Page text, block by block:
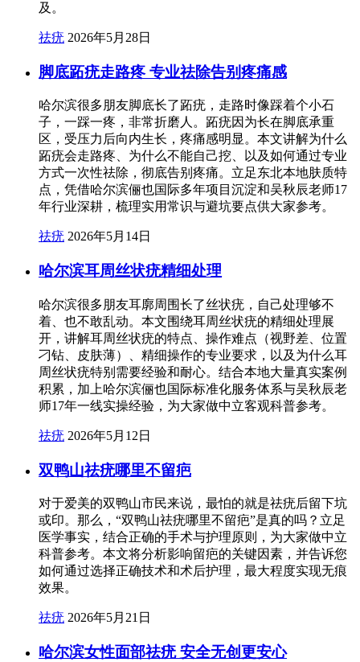
及。
祛疣 2026年5月28日
脚底跖疣走路疼 专业祛除告别疼痛感
哈尔滨很多朋友脚底长了跖疣，走路时像踩着个小石
子，一踩一疼，非常折磨人。跖疣因为长在脚底承重
区，受压力后向内生长，疼痛感明显。本文讲解为什么
跖疣会走路疼、为什么不能自己挖、以及如何通过专业
方式一次性祛除，彻底告别疼痛。立足东北本地肤质特
点，凭借哈尔滨俪也国际多年项目沉淀和吴秋辰老师17
年行业深耕，梳理实用常识与避坑要点供大家参考。
祛疣 2026年5月14日
哈尔滨耳周丝状疣精细处理
哈尔滨很多朋友耳廓周围长了丝状疣，自己处理够不
着、也不敢乱动。本文围绕耳周丝状疣的精细处理展
开，讲解耳周丝状疣的特点、操作难点（视野差、位置
刁钻、皮肤薄）、精细操作的专业要求，以及为什么耳
周丝状疣特别需要经验和耐心。结合本地大量真实案例
积累，加上哈尔滨俪也国际标准化服务体系与吴秋辰老
师17年一线实操经验，为大家做中立客观科普参考。
祛疣 2026年5月12日
双鸭山祛疣哪里不留疤
对于爱美的双鸭山市民来说，最怕的就是祛疣后留下坑
或印。那么，“双鸭山祛疣哪里不留疤”是真的吗？立足
医学事实，结合正确的手术与护理原则，为大家做中立
科普参考。本文将分析影响留疤的关键因素，并告诉您
如何通过选择正确技术和术后护理，最大程度实现无痕
效果。
祛疣 2026年5月21日
哈尔滨女性面部祛疣 安全无创更安心